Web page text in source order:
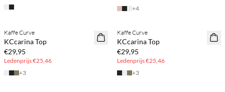
+4
Kaffe Curve
KCcarina Top
€29,95
Ledenprijs€25,46
+3
Kaffe Curve
KCcarina Top
€29,95
Ledenprijs€25,46
+3